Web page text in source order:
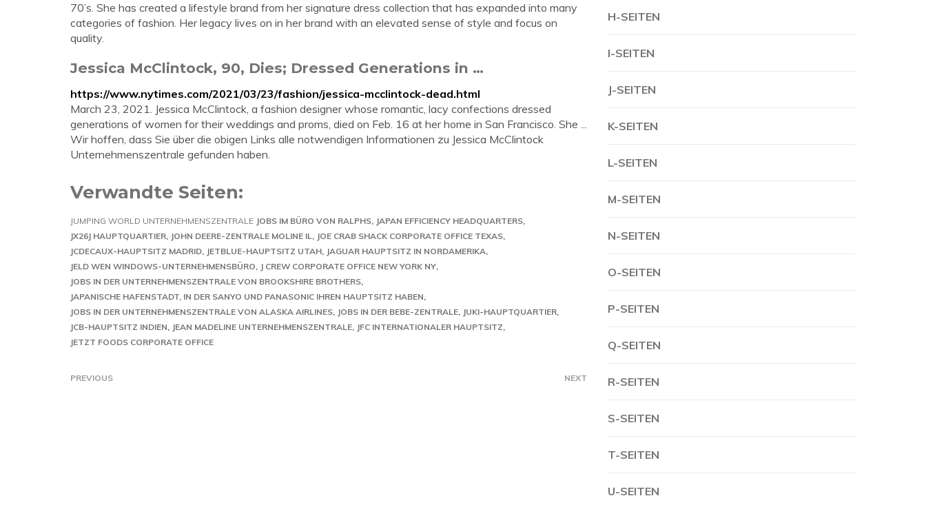
70’s. She has created a lifestyle brand from her signature dress collection that has expanded into many
categories of fashion. Her legacy lives on in her brand with an elevated sense of style and focus on
quality.
Jessica McClintock, 90, Dies; Dressed Generations in …
https://www.nytimes.com/2021/03/23/fashion/jessica-mcclintock-dead.html
March 23, 2021. Jessica McClintock, a fashion designer whose romantic, lacy confections dressed
generations of women for their weddings and proms, died on Feb. 16 at her home in San Francisco. She ...
Wir hoffen, dass Sie über die obigen Links alle notwendigen Informationen zu Jessica McClintock
Unternehmenszentrale gefunden haben.
Verwandte Seiten:
JUMPING WORLD UNTERNEHMENSZENTRALE JOBS IM BÜRO VON RALPHS JAPAN EFFICIENCY HEADQUARTERS
JX26J HAUPTQUARTIER JOHN DEERE-ZENTRALE MOLINE IL JOE CRAB SHACK CORPORATE OFFICE TEXAS
JCDECAUX-HAUPTSITZ MADRID JETBLUE-HAUPTSITZ UTAH JAGUAR HAUPTSITZ IN NORDAMERIKA
JELD WEN WINDOWS-UNTERNEHMENSBÜRO
J CREW CORPORATE OFFICE NEW YORK NY
JOBS IN DER UNTERNEHMENSZENTRALE VON BROOKSHIRE BROTHERS
JAPANISCHE HAFENSTADT, IN DER SANYO UND PANASONIC IHREN HAUPTSITZ HABEN
JOBS IN DER UNTERNEHMENSZENTRALE VON ALASKA AIRLINES JOBS IN DER BEBE-ZENTRALE JUKI-HAUPTQUARTIER
JCB-HAUPTSITZ INDIEN
JEAN MADELINE UNTERNEHMENSZENTRALE JFC INTERNATIONALER HAUPTSITZ
JETZT FOODS CORPORATE OFFICE
PREVIOUS NEXT
H-SEITEN
I-SEITEN
J-SEITEN
K-SEITEN
L-SEITEN
M-SEITEN
N-SEITEN
O-SEITEN
P-SEITEN
Q-SEITEN
R-SEITEN
S-SEITEN
T-SEITEN
U-SEITEN